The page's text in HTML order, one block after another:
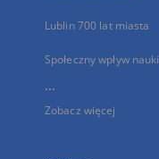
Lublin 700 lat miasta
Społeczny wpływ nauki
...
Zobacz więcej